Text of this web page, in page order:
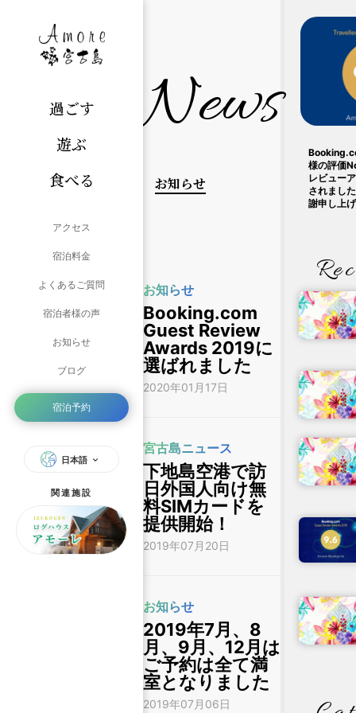
過ごす
遊ぶ
食べる
アクセス
宿泊料金
よくあるご質問
宿泊者様の声
お知らせ
ブログ
宿泊予約
日本語
関連施設
News
お知らせ
お知らせ
Booking.com
Guest Review
Awards 2019に
選ばれました
2020年01月17日
宮古島ニュース
下地島空港で訪
日外国人向け無
料SIMカードを
提供開始！
2019年07月20日
お知らせ
2019年7月、8
月、9月、12月は
ご予約は全て満
室となりました
2019年07月06日
様の評価
レビュー
されまし
謝申し上